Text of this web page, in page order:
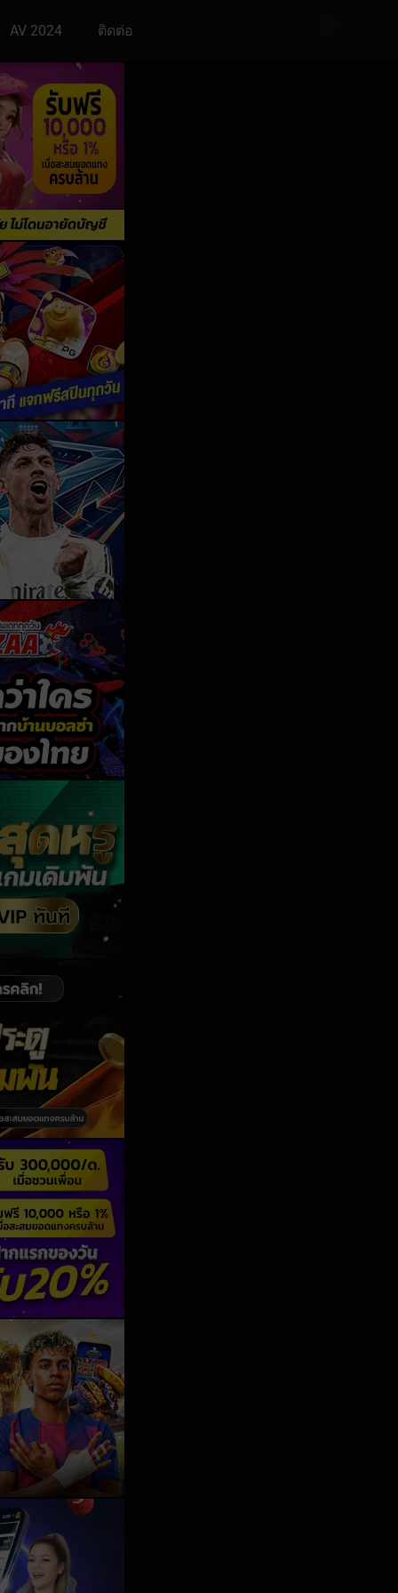
AV 2024 ติดต่อ